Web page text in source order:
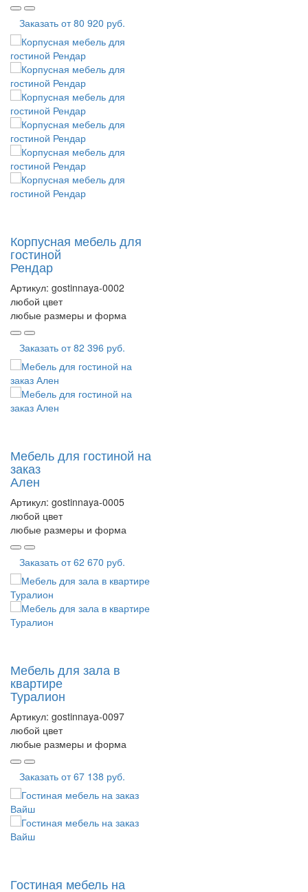
Заказать от80 920 руб.
Корпусная мебель для
гостиной
Рендар
Артикул: gostinnaya-0002
любой цвет
любые размеры и форма
Заказать от82 396 руб.
Мебель для гостиной на
заказ
Ален
Артикул: gostinnaya-0005
любой цвет
любые размеры и форма
Заказать от62 670 руб.
Мебель для зала в
квартире
Туралион
Артикул: gostinnaya-0097
любой цвет
любые размеры и форма
Заказать от67 138 руб.
Гостиная мебель на